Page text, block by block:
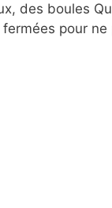
des boules
pour ne